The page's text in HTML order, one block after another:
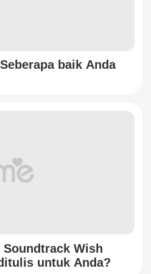
baik Anda
Wish
untuk Anda?